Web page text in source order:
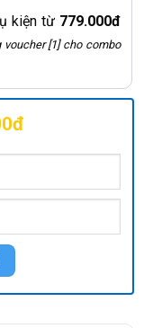
kiện từ 779.000đ
voucher [1] cho combo